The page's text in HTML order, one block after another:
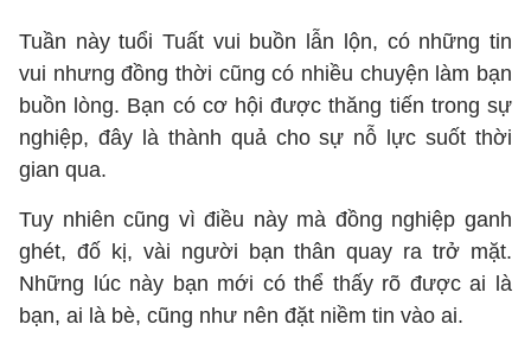
Tuần này tuổi Tuất vui buồn lẫn lộn, có những tin
vui nhưng đồng thời cũng có nhiều chuyện làm bạn
buồn lòng. Bạn có cơ hội được thăng tiến trong sự
nghiệp, đây là thành quả cho sự nỗ lực suốt thời
gian qua.
Tuy nhiên cũng vì điều này mà đồng nghiệp ganh
ghét, đố kị, vài người bạn thân quay ra trở mặt.
Những lúc này bạn mới có thể thấy rõ được ai là
bạn, ai là bè, cũng như nên đặt niềm tin vào ai.